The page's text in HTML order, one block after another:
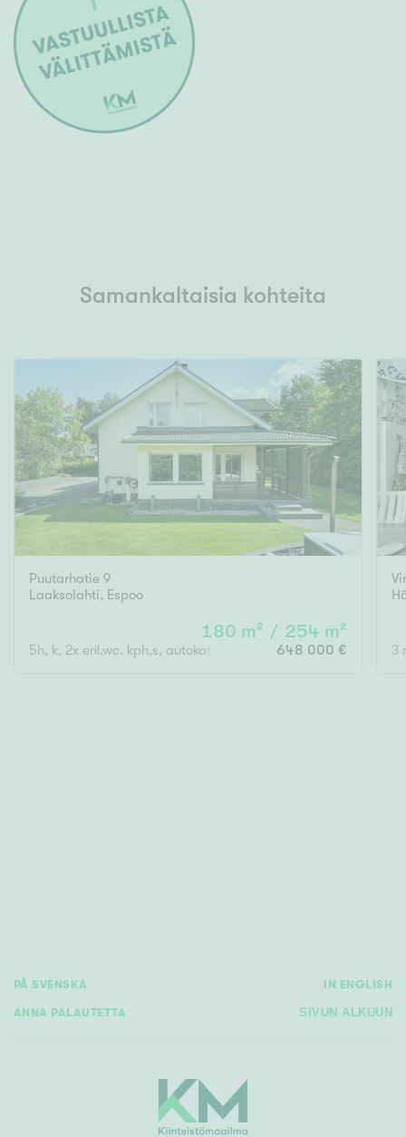
Samankaltaisia kohteita
Puutarhatie 9
Laaksolahti, Espoo
180 m² / 254 m²
5h, k, 2x eril.wc. kph,s, autokatos 648 000 € 3
PÅ SVENSKA IN ENGLISH
ANNA PALAUTETTA SIVUN ALKUUN